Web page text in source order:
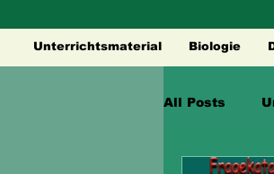
Unterrichtsmaterial Biologie
All Posts